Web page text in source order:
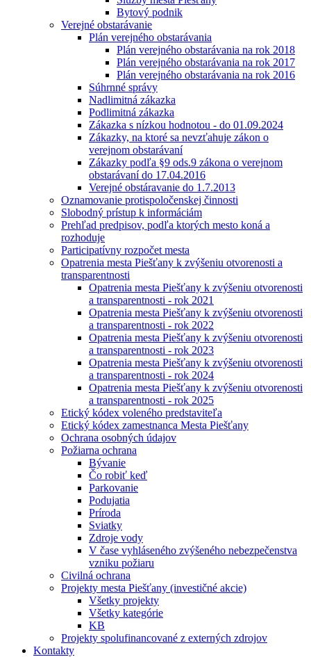
Bytový podnik
Verejné obstarávanie
Plán verejného obstarávania
Plán verejného obstarávania na rok 2018
Plán verejného obstarávania na rok 2017
Plán verejného obstarávania na rok 2016
Súhrnné správy
Nadlimitná zákazka
Podlimitná zákazka
Zákazka s nízkou hodnotou - do 01.09.2024
Zákazky, na ktoré sa nevzťahuje zákon o
verejnom obstarávaní
Zákazky podľa §9 ods.9 zákona o verejnom
obstarávaní do 17.04.2016
Verejné obstáravanie do 1.7.2013
Oznamovanie protispoločenskej činnosti
Slobodný prístup k informáciám
Prehľad predpisov, podľa ktorých mesto koná a
rozhoduje
Participatívny rozpočet mesta
Opatrenia mesta Piešťany k zvýšeniu otvorenosti a
transparentnosti
Opatrenia mesta Piešťany k zvýšeniu otvorenosti
a transparentnosti - rok 2021
Opatrenia mesta Piešťany k zvýšeniu otvorenosti
a transparentnosti - rok 2022
Opatrenia mesta Piešťany k zvýšeniu otvorenosti
a transparentnosti - rok 2023
Opatrenia mesta Piešťany k zvýšeniu otvorenosti
a transparentnosti - rok 2024
Opatrenia mesta Piešťany k zvýšeniu otvorenosti
a transparentnosti - rok 2025
Etický kódex voleného predstaviteľa
Etický kódex zamestnanca Mesta Piešťany
Ochrana osobných údajov
Požiarna ochrana
Bývanie
Čo robiť keď
Parkovanie
Podujatia
Príroda
Sviatky
Zdroje vody
V čase vyhláseného zvýšeného nebezpečenstva
vzniku požiaru
Civilná ochrana
Projekty mesta Piešťany (investičné akcie)
Všetky projekty
Všetky kategórie
KB
Projekty spolufinancované z externých zdrojov
Kontakty